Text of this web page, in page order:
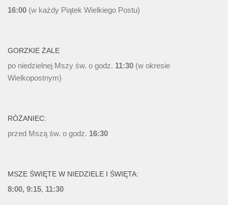
16:00 (w każdy Piątek Wielkiego Postu)
GORZKIE ŻALE
po niedzielnej Mszy św. o godz. 11:30 (w okresie
Wielkopostnym)
RÓŻANIEC:
przed Mszą św. o godz. 16:30
MSZE ŚWIĘTE W NIEDZIELE I ŚWIĘTA:
8:00, 9:15, 11:30